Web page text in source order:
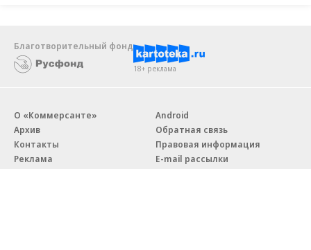
Благотворительный фонд
18+ реклама
О «Коммерсанте»
Архив
Контакты
Реклама
Android
Обратная связь
Правовая информация
E-mail рассылки